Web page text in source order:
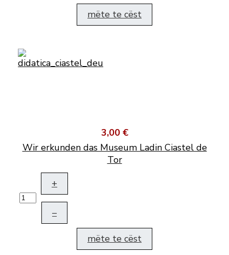
mëte te cëst
3,00 €
Wir erkunden das Museum Ladin Ciastel de
Tor
+
–
mëte te cëst